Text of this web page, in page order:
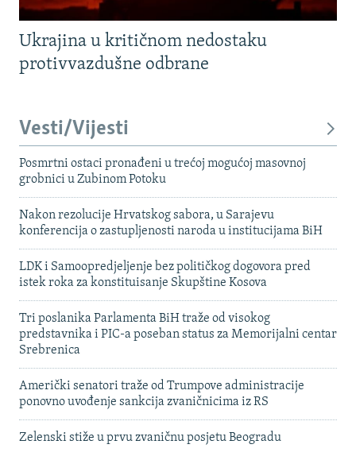
Ukrajina u kritičnom nedostaku
protivvazdušne odbrane
Vesti/Vijesti
Posmrtni ostaci pronađeni u trećoj mogućoj masovnoj
grobnici u Zubinom Potoku
Nakon rezolucije Hrvatskog sabora, u Sarajevu
konferencija o zastupljenosti naroda u institucijama BiH
LDK i Samoopredjeljenje bez političkog dogovora pred
istek roka za konstituisanje Skupštine Kosova
Tri poslanika Parlamenta BiH traže od visokog
predstavnika i PIC-a poseban status za Memorijalni centar
Srebrenica
Američki senatori traže od Trumpove administracije
ponovno uvođenje sankcija zvaničnicima iz RS
Zelenski stiže u prvu zvaničnu posjetu Beogradu